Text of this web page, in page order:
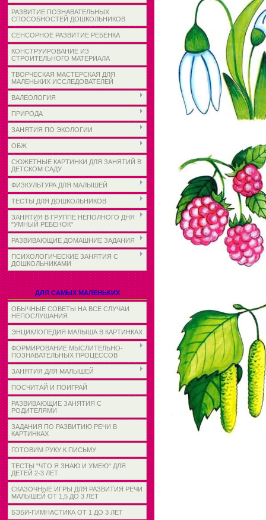
РАЗВИТИЕ ПОЗНАВАТЕЛЬНЫХ
СПОСОБНОСТЕЙ ДОШКОЛЬНИКОВ
СЕНСОРНОЕ РАЗВИТИЕ РЕБЕНКА
КОНСТРУИРОВАНИЕ ИЗ
СТРОИТЕЛЬНОГО МАТЕРИАЛА
ТВОРЧЕСКАЯ МАСТЕРСКАЯ ДЛЯ
МАЛЕНЬКИХ ИССЛЕДОВАТЕЛЕЙ
ВАЛЕОЛОГИЯ
ПРИРОДА
ЗАНЯТИЯ ПО ЭКОЛОГИИ
ОБЖ
СЮЖЕТНЫЕ КАРТИНКИ ДЛЯ ЗАНЯТИЙ В
ДЕТСКОМ САДУ
ФИЗКУЛЬТУРА ДЛЯ МАЛЫШЕЙ
ТЕСТЫ ДЛЯ ДОШКОЛЬНИКОВ
ЗАНЯТИЯ В ГРУППЕ НЕПОЛНОГО ДНЯ
"УМНЫЙ РЕБЕНОК"
РАЗВИВАЮЩИЕ ДОМАШНИЕ ЗАДАНИЯ
ПСИХОЛОГИЧЕСКИЕ ЗАНЯТИЯ С
ДОШКОЛЬНИКАМИ
ДЛЯ САМЫХ МАЛЕНЬКИХ
ОБЫЧНЫЕ СОВЕТЫ НА ВСЕ СЛУЧАИ
НЕПОСЛУШАНИЯ
ЭНЦИКЛОПЕДИЯ МАЛЫША В КАРТИНКАХ
ФОРМИРОВАНИЕ МЫСЛИТЕЛЬНО-
ПОЗНАВАТЕЛЬНЫХ ПРОЦЕССОВ
ЗАНЯТИЯ ДЛЯ МАЛЫШЕЙ
ПОСЧИТАЙ И ПОИГРАЙ
РАЗВИВАЮЩИЕ ЗАНЯТИЯ С
РОДИТЕЛЯМИ
ЗАДАНИЯ ПО РАЗВИТИЮ РЕЧИ В
КАРТИНКАХ
ГОТОВИМ РУКУ К ПИСЬМУ
ТЕСТЫ "ЧТО Я ЗНАЮ И УМЕЮ" ДЛЯ
ДЕТЕЙ 2-3 ЛЕТ
СКАЗОЧНЫЕ ИГРЫ ДЛЯ РАЗВИТИЯ РЕЧИ
МАЛЫШЕЙ ОТ 1,5 ДО 3 ЛЕТ
БЭБИ-ГИМНАСТИКА ОТ 1 ДО 3 ЛЕТ